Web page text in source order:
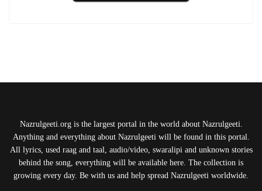
Nazrulgeeti.org is the largest portal in the world about Nazrulgeeti.
Anything and everything about Nazrulgeeti will be found in this portal.
All lyrics, used raag and taal, audio/video, swaralipi and unknown stories
behind the song, everything will be available here. The collection is
growing every day. Be with us and help spread Nazrulgeeti worldwide.